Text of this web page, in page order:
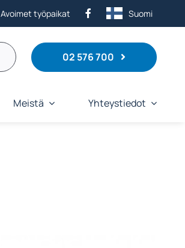
Avoimet työpaikat Suomi
02 576 700
Meistä Yhteystiedot